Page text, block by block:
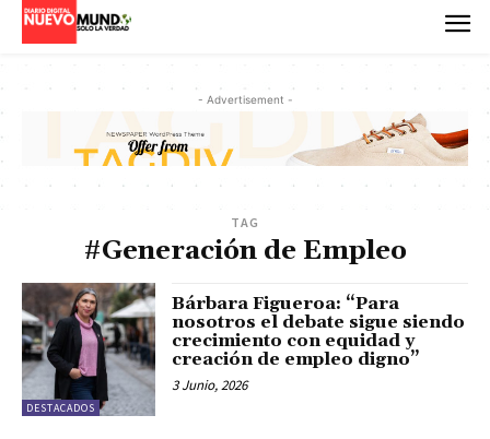
- Advertisement -
TAG
#Generación de Empleo
DESTACADOS
Bárbara Figueroa: “Para
nosotros el debate sigue siendo
crecimiento con equidad y
creación de empleo digno”
3 Junio, 2026